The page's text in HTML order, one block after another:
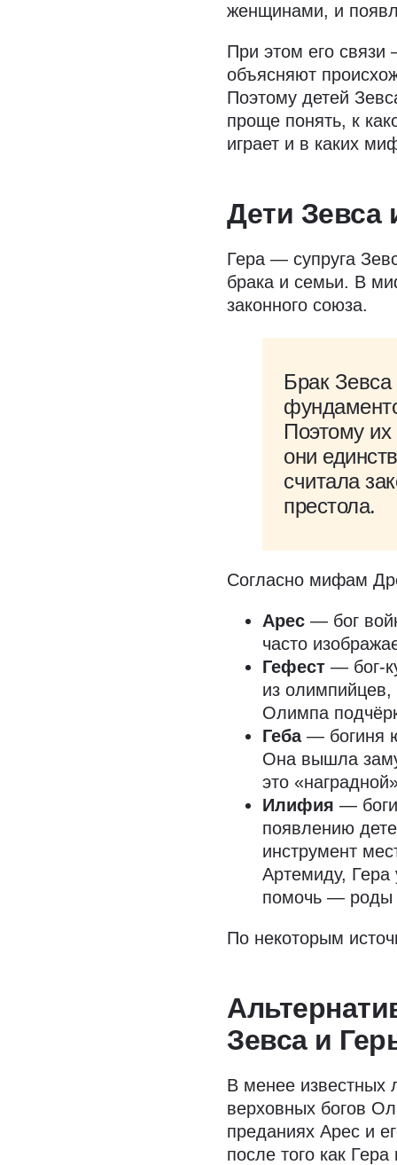
женщинами, и
При этом его
объясняют
Поэтому детей
проще понять, к
играет и в каких
Дети Зевса
Гера — супруга
брака и семьи. В
законного союза.
Брак Зевса
Поэтому
они
считала
престола.
Согласно мифам
Арес — бог
часто
Гефест — бог-
из олимпийцев,
Олимпа
Геба— богиня
Она вышла
это
Илифия —
появлению
инструмент
Артемиду,
помочь — роды
По некоторым
Зевса и
В менее известных
верховных богов
преданиях Арес и
после того как